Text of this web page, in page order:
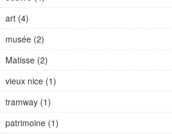
art (4)
musée (2)
Matisse (2)
vieux nice (1)
tramway (1)
patrimoine (1)